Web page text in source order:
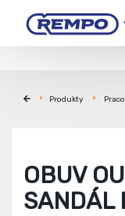
Produkty
OBUV
SANDÁL